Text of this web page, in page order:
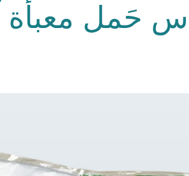
حَمل معبأة